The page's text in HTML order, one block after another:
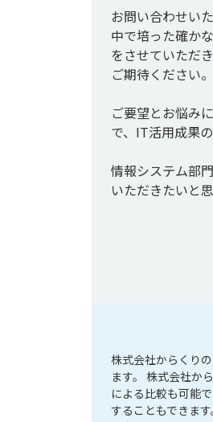
お問い合わせい
中で培った確か
をさせていただ
ご期待ください。
ご要望とお悩み
で、IT活用成果
情報システム部
いただきたいと思
株式会社からくり
ます。 株式会社か
による比較も可能
することもできま